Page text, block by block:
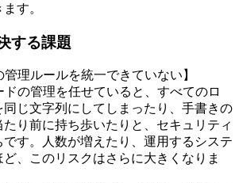
す。
する課題
管理ルールを統一できていない】
の管理を任せていると、すべてのロ
じ文字列にしてしまったり、手書きの
り前に持ち歩いたりと、セキュリティ
です。人数が増えたり、運用するシステ
、このリスクはさらに大きくなりま